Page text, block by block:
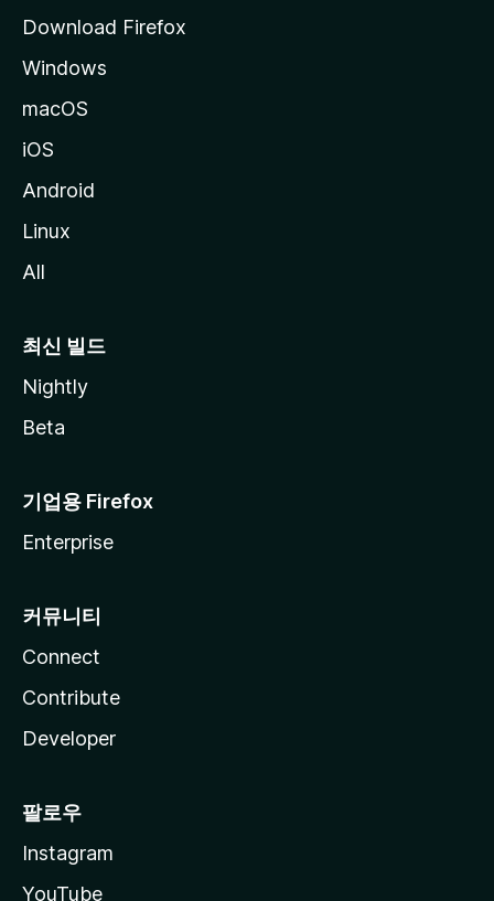
Download Firefox
Windows
macOS
iOS
Android
Linux
All
최신 빌드
Nightly
Beta
기업용 Firefox
Enterprise
커뮤니티
Connect
Contribute
Developer
팔로우
Instagram
YouTube